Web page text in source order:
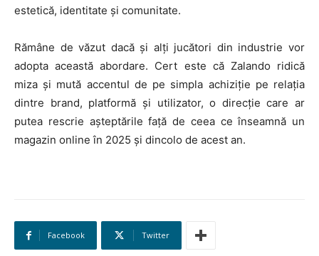
HOMEPAGE
NEWS
estetică, identitate și comunitate.
Rămâne de văzut dacă și alți jucători din industrie vor
adopta această abordare. Cert este că Zalando ridică
miza și mută accentul de pe simpla achiziție pe relația
dintre brand, platformă și utilizator, o direcție care ar
putea rescrie așteptările față de ceea ce înseamnă un
magazin online în 2025 și dincolo de acest an.
Facebook Twitter